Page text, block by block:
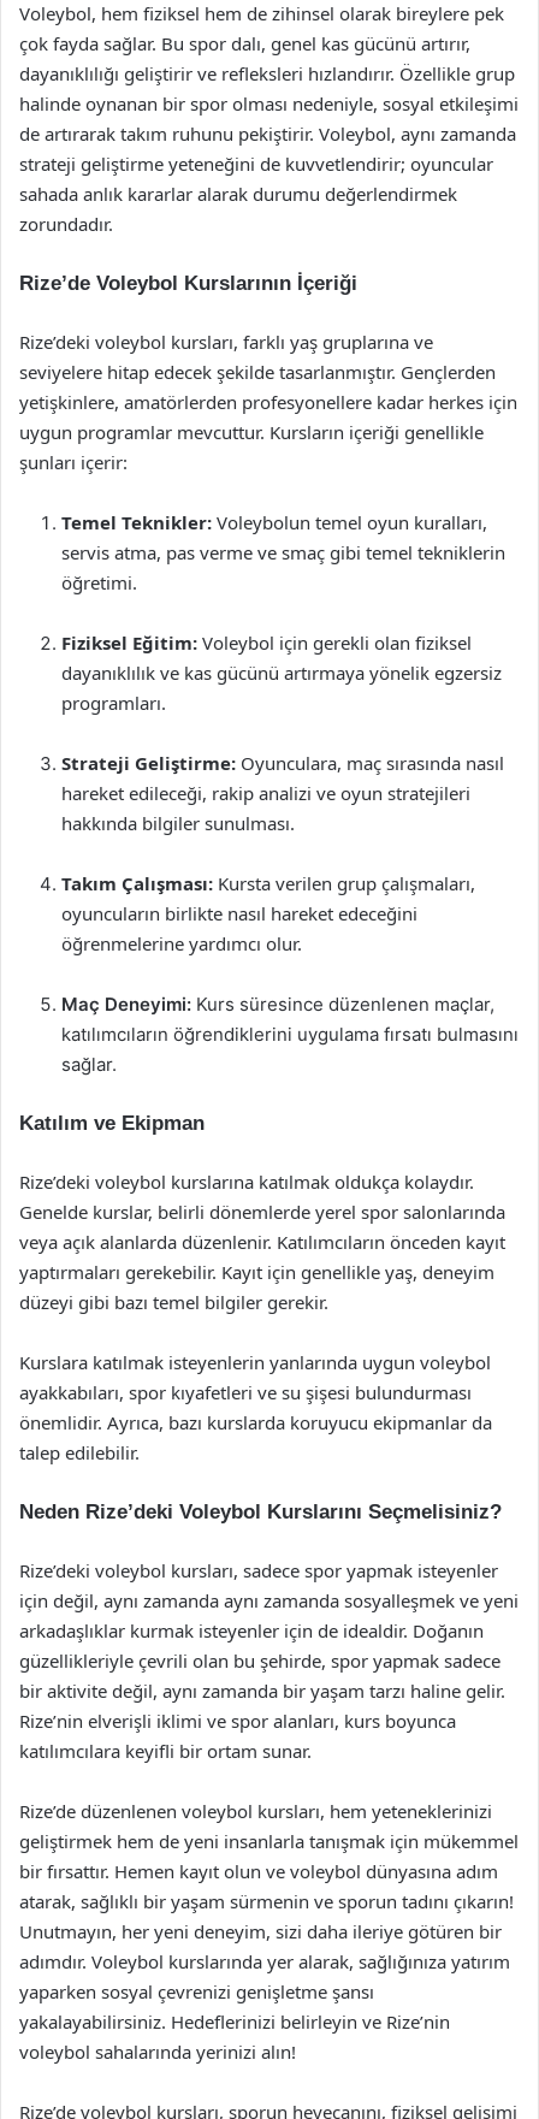
Voleybol, hem fiziksel hem de zihinsel olarak bireylere pek
çok fayda sağlar. Bu spor dalı, genel kas gücünü artırır,
dayanıklılığı geliştirir ve refleksleri hızlandırır. Özellikle grup
halinde oynanan bir spor olması nedeniyle, sosyal etkileşimi
de artırarak takım ruhunu pekiştirir. Voleybol, aynı zamanda
strateji geliştirme yeteneğini de kuvvetlendirir; oyuncular
sahada anlık kararlar alarak durumu değerlendirmek
zorundadır.
Rize’de Voleybol Kurslarının İçeriği
Rize’deki voleybol kursları, farklı yaş gruplarına ve
seviyelere hitap edecek şekilde tasarlanmıştır. Gençlerden
yetişkinlere, amatörlerden profesyonellere kadar herkes için
uygun programlar mevcuttur. Kursların içeriği genellikle
şunları içerir:
Temel Teknikler: Voleybolun temel oyun kuralları,
servis atma, pas verme ve smaç gibi temel tekniklerin
öğretimi.
Fiziksel Eğitim: Voleybol için gerekli olan fiziksel
dayanıklılık ve kas gücünü artırmaya yönelik egzersiz
programları.
Strateji Geliştirme: Oyunculara, maç sırasında nasıl
hareket edileceği, rakip analizi ve oyun stratejileri
hakkında bilgiler sunulması.
Takım Çalışması: Kursta verilen grup çalışmaları,
oyuncuların birlikte nasıl hareket edeceğini
öğrenmelerine yardımcı olur.
Maç Deneyimi: Kurs süresince düzenlenen maçlar,
katılımcıların öğrendiklerini uygulama fırsatı bulmasını
sağlar.
Katılım ve Ekipman
Rize’deki voleybol kurslarına katılmak oldukça kolaydır.
Genelde kurslar, belirli dönemlerde yerel spor salonlarında
veya açık alanlarda düzenlenir. Katılımcıların önceden kayıt
yaptırmaları gerekebilir. Kayıt için genellikle yaş, deneyim
düzeyi gibi bazı temel bilgiler gerekir.
Kurslara katılmak isteyenlerin yanlarında uygun voleybol
ayakkabıları, spor kıyafetleri ve su şişesi bulundurması
önemlidir. Ayrıca, bazı kurslarda koruyucu ekipmanlar da
talep edilebilir.
Neden Rize’deki Voleybol Kurslarını Seçmelisiniz?
Rize’deki voleybol kursları, sadece spor yapmak isteyenler
için değil, aynı zamanda aynı zamanda sosyalleşmek ve yeni
arkadaşlıklar kurmak isteyenler için de idealdir. Doğanın
güzellikleriyle çevrili olan bu şehirde, spor yapmak sadece
bir aktivite değil, aynı zamanda bir yaşam tarzı haline gelir.
Rize’nin elverişli iklimi ve spor alanları, kurs boyunca
katılımcılara keyifli bir ortam sunar.
Rize’de düzenlenen voleybol kursları, hem yeteneklerinizi
geliştirmek hem de yeni insanlarla tanışmak için mükemmel
bir fırsattır. Hemen kayıt olun ve voleybol dünyasına adım
atarak, sağlıklı bir yaşam sürmenin ve sporun tadını çıkarın!
Unutmayın, her yeni deneyim, sizi daha ileriye götüren bir
adımdır. Voleybol kurslarında yer alarak, sağlığınıza yatırım
yaparken sosyal çevrenizi genişletme şansı
yakalayabilirsiniz. Hedeflerinizi belirleyin ve Rize’nin
voleybol sahalarında yerinizi alın!
Rize’de voleybol kursları, sporun heyecanını, fiziksel gelişimi